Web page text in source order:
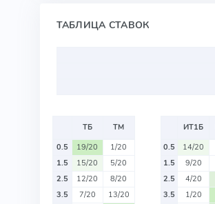
ТАБЛИЦА СТАВОК
ТБ
ТМ
0.5
19/20
1/20
1.5
15/20
5/20
2.5
12/20
8/20
3.5
7/20
13/20
ИТ1Б
0.5
14/20
1.5
9/20
2.5
4/20
3.5
1/20